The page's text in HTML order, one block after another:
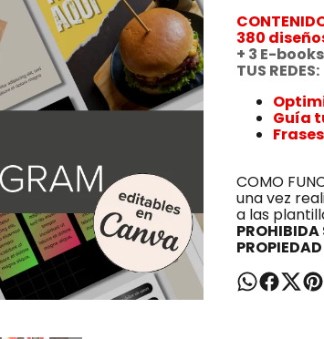
380
+ 3 E-books
TUS REDES:
Guía
COMO
una vez
a las
PROHIBIDA